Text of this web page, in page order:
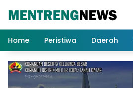
Home
Peristiwa Daerah